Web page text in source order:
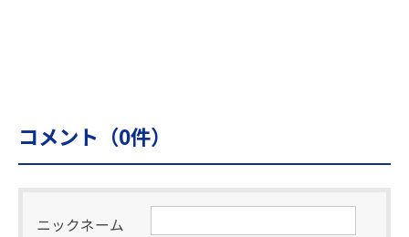
コメント（0件）
ニックネーム